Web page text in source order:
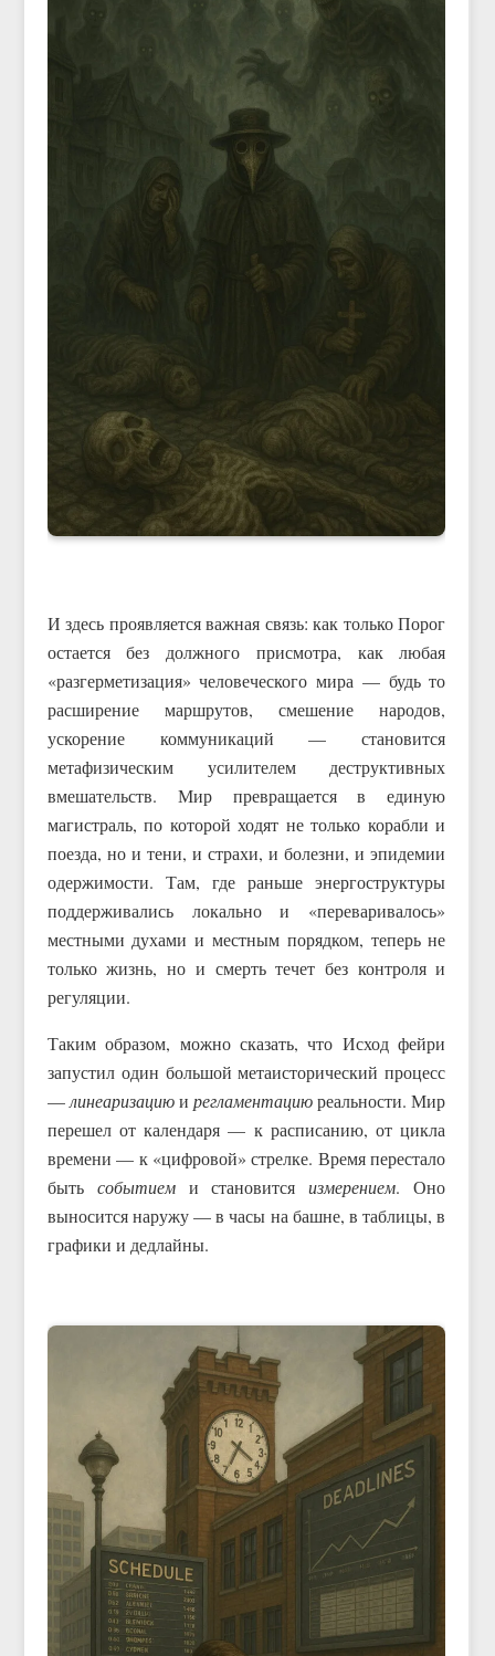
И здесь проявляется важная связь: как только Порог
остается без должного присмотра, как любая
«разгерметизация» человеческого мира — будь то
расширение маршрутов, смешение народов,
ускорение коммуникаций — становится
метафизическим усилителем деструктивных
вмешательств. Мир превращается в единую
магистраль, по которой ходят не только корабли и
поезда, но и тени, и страхи, и болезни, и эпидемии
одержимости. Там, где раньше энергоструктуры
поддерживались локально и «переваривалось»
местными духами и местным порядком, теперь не
только жизнь, но и смерть течет без контроля и
регуляции.
Таким образом, можно сказать, что Исход фейри
запустил один большой метаисторический процесс
—линеаризациюирегламентациюреальности. Мир
перешел от календаря — к расписанию, от цикла
времени — к «цифровой» стрелке. Время перестало
быть событиеми становитсяизмерением. Оно
выносится наружу — в часы на башне, в таблицы, в
графики и дедлайны.